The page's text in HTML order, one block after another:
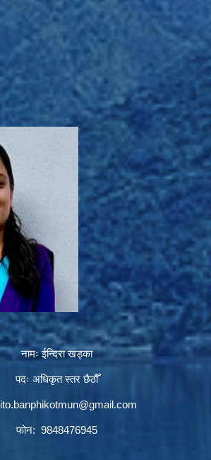
नामः ईन्दिरा खड्का
पदः अधिकृत स्तर छैठौँ
ito.banphikotmun@gmail.com
फोन: 9848476945